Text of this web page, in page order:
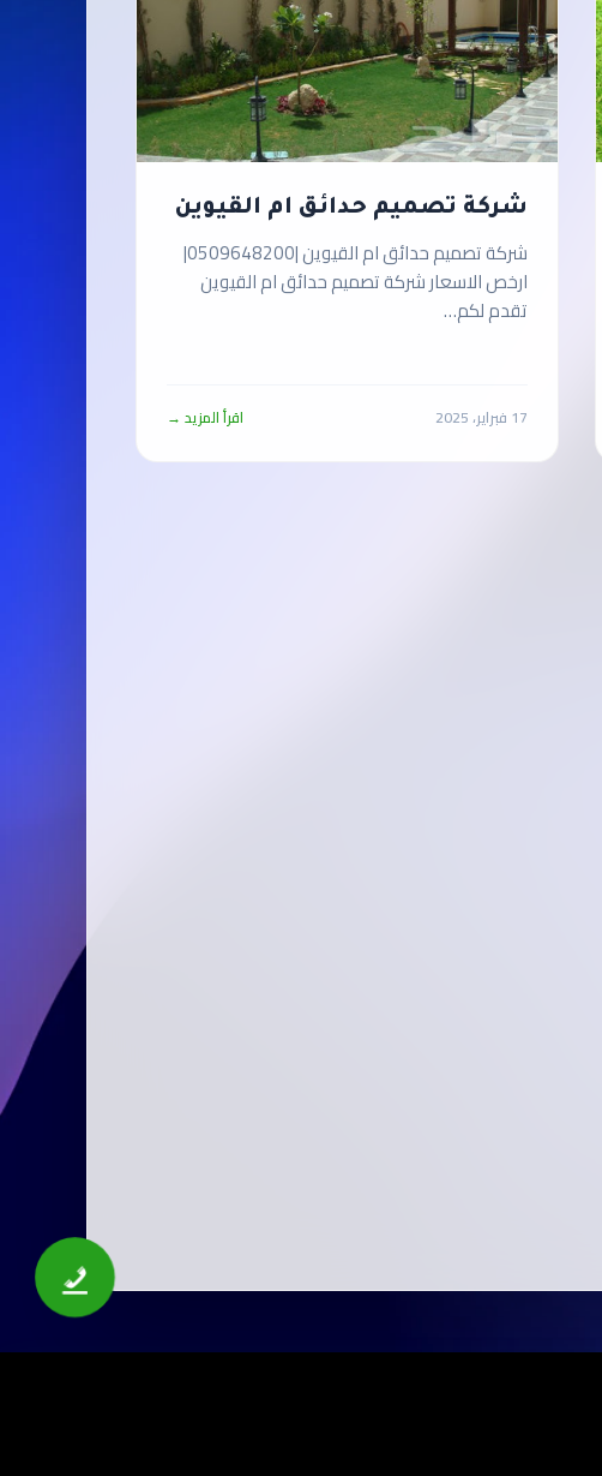
شركة تصميم حدائق ام القيوين
شركة تصميم حدائق ام القيوين |0509648200|
ارخص الاسعار شركة تصميم حدائق ام القيوين
تقدم لكم…
17 فبراير، 2025 اقرأ المزيد →